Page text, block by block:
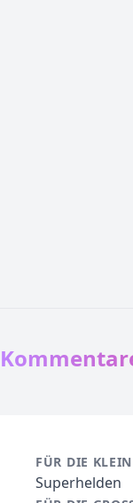
FÜR DIE
Superhelden